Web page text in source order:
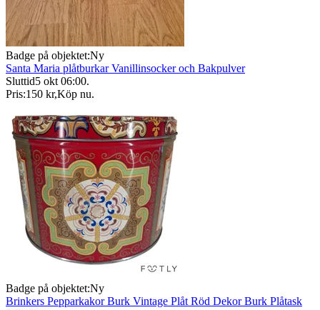
Badge på objektet:Ny
Santa Maria plåtburkar Vanillinsocker och Bakpulver
Sluttid5 okt 06:00.
Pris:150 kr,Köp nu.
Badge på objektet:Ny
Brinkers Pepparkakor Burk Vintage Plåt Röd Dekor Burk Plåtask